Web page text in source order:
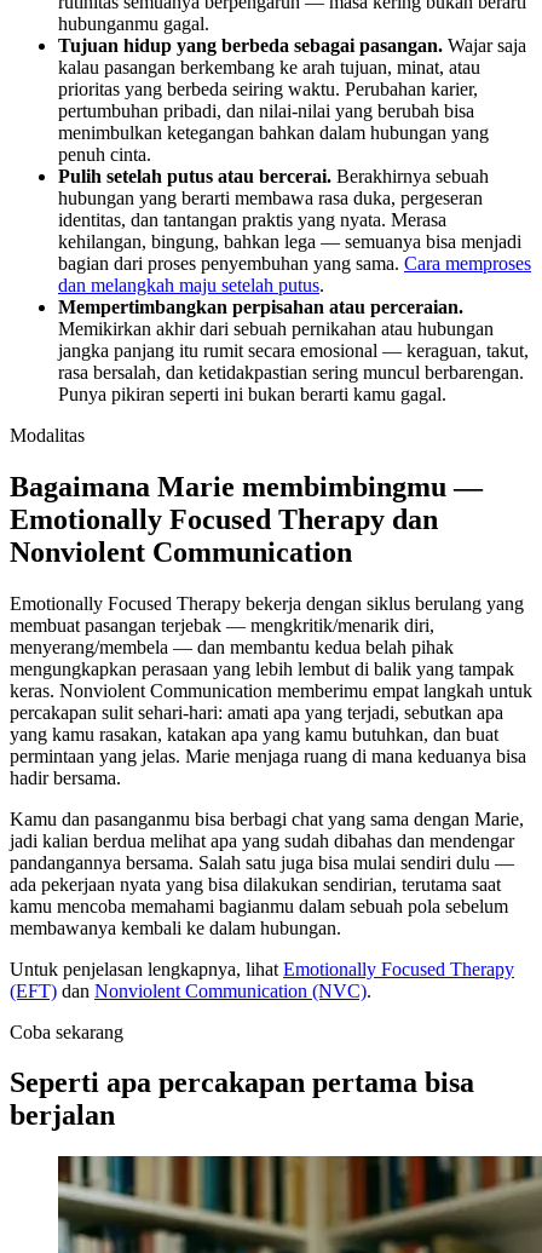
hubunganmu gagal.
Tujuan hidup yang berbeda sebagai pasangan. Wajar saja
kalau pasangan berkembang ke arah tujuan, minat, atau
prioritas yang berbeda seiring waktu. Perubahan karier,
pertumbuhan pribadi, dan nilai-nilai yang berubah bisa
menimbulkan ketegangan bahkan dalam hubungan yang
penuh cinta.
Pulih setelah putus atau bercerai. Berakhirnya sebuah
hubungan yang berarti membawa rasa duka, pergeseran
identitas, dan tantangan praktis yang nyata. Merasa
kehilangan, bingung, bahkan lega — semuanya bisa menjadi
bagian dari proses penyembuhan yang sama. Cara memproses
dan melangkah maju setelah putus.
Mempertimbangkan perpisahan atau perceraian.
Memikirkan akhir dari sebuah pernikahan atau hubungan
jangka panjang itu rumit secara emosional — keraguan, takut,
rasa bersalah, dan ketidakpastian sering muncul berbarengan.
Punya pikiran seperti ini bukan berarti kamu gagal.
Modalitas
Bagaimana Marie membimbingmu —
Emotionally Focused Therapy dan
Nonviolent Communication
Emotionally Focused Therapy bekerja dengan siklus berulang yang
membuat pasangan terjebak — mengkritik/menarik diri,
menyerang/membela — dan membantu kedua belah pihak
mengungkapkan perasaan yang lebih lembut di balik yang tampak
keras. Nonviolent Communication memberimu empat langkah untuk
percakapan sulit sehari-hari: amati apa yang terjadi, sebutkan apa
yang kamu rasakan, katakan apa yang kamu butuhkan, dan buat
permintaan yang jelas. Marie menjaga ruang di mana keduanya bisa
hadir bersama.
Kamu dan pasanganmu bisa berbagi chat yang sama dengan Marie,
jadi kalian berdua melihat apa yang sudah dibahas dan mendengar
pandangannya bersama. Salah satu juga bisa mulai sendiri dulu —
ada pekerjaan nyata yang bisa dilakukan sendirian, terutama saat
kamu mencoba memahami bagianmu dalam sebuah pola sebelum
membawanya kembali ke dalam hubungan.
Untuk penjelasan lengkapnya, lihat Emotionally Focused Therapy
(EFT) dan Nonviolent Communication (NVC).
Coba sekarang
Seperti apa percakapan pertama bisa
berjalan